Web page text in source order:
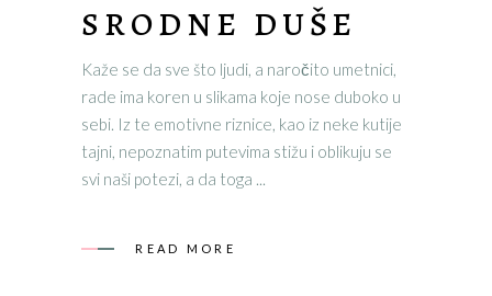
SRODNE DUŠE
Kaže se da sve što ljudi, a naročito umetnici,
rade ima koren u slikama koje nose duboko u
sebi. Iz te emotivne riznice, kao iz neke kutije
tajni, nepoznatim putevima stižu i oblikuju se
svi naši potezi, a da toga
READ MORE